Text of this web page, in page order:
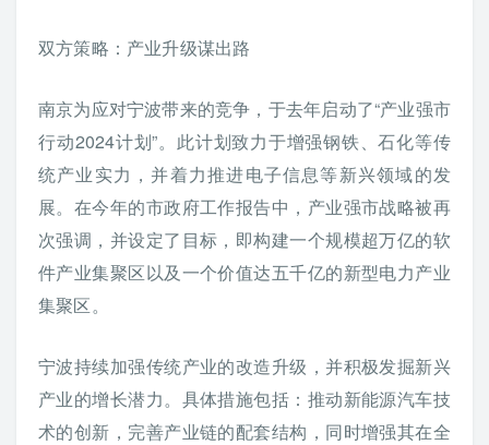
双方策略：产业升级谋出路
南京为应对宁波带来的竞争，于去年启动了“产业强市
行动2024计划”。此计划致力于增强钢铁、石化等传
统产业实力，并着力推进电子信息等新兴领域的发
展。在今年的市政府工作报告中，产业强市战略被再
次强调，并设定了目标，即构建一个规模超万亿的软
件产业集聚区以及一个价值达五千亿的新型电力产业
集聚区。
宁波持续加强传统产业的改造升级，并积极发掘新兴
产业的增长潜力。具体措施包括：推动新能源汽车技
术的创新，完善产业链的配套结构，同时增强其在全